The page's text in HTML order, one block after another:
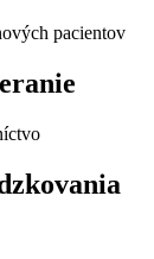
pacientov